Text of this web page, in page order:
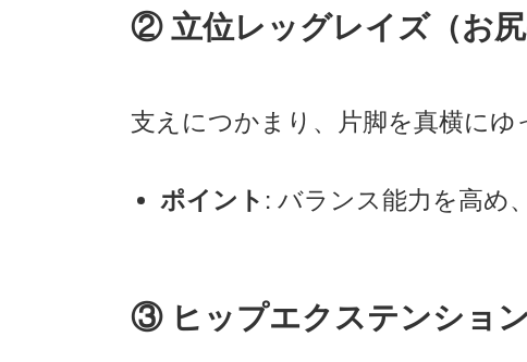
② 立位レッグレイズ（お尻
支えにつかまり、片脚を真横にゆ
ポイント : バランス能力を高め
③ ヒップエクステンション